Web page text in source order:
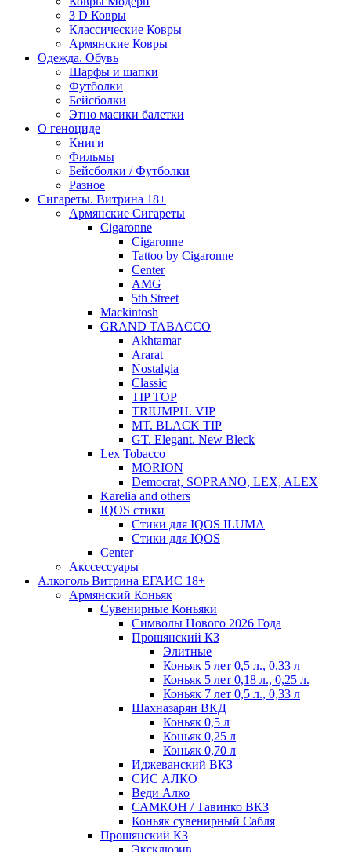
3 D Ковры
Классические Ковры
Армянские Ковры
Одежда. Обувь
Шарфы и шапки
Футболки
Бейсболки
Этно масики балетки
О геноциде
Книги
Фильмы
Бейсболки / Футболки
Разное
Сигареты. Витрина 18+
Армянские Сигареты
Cigaronne
Cigaronne
Tattoo by Cigaronne
Center
AMG
5th Street
Mackintosh
GRAND TABACCO
Akhtamar
Ararat
Nostalgia
Classic
TIP TOP
TRIUMPH. VIP
MT. BLACK TIP
GT. Elegant. New Bleck
Lex Tobacco
MORION
Democrat, SOPRANO, LEX, ALEX
Karelia and others
IQOS стики
Стики для IQOS ILUMA
Стики для IQOS
Сenter
Акссессуары
Алкоголь Витрина ЕГАИС 18+
Армянский Коньяк
Сувенирные Коньяки
Символы Нового 2026 Года
Прошянский КЗ
Элитные
Коньяк 5 лет 0,5 л., 0,33 л
Коньяк 5 лет 0,18 л., 0,25 л.
Коньяк 7 лет 0,5 л., 0,33 л
Шахназарян ВКД
Коньяк 0,5 л
Коньяк 0,25 л
Коньяк 0,70 л
Иджеванский ВКЗ
СИС АЛКО
Веди Алко
САМКОН / Тавинко ВКЗ
Коньяк сувенирный Сабля
Прошянский КЗ
Эксклюзив